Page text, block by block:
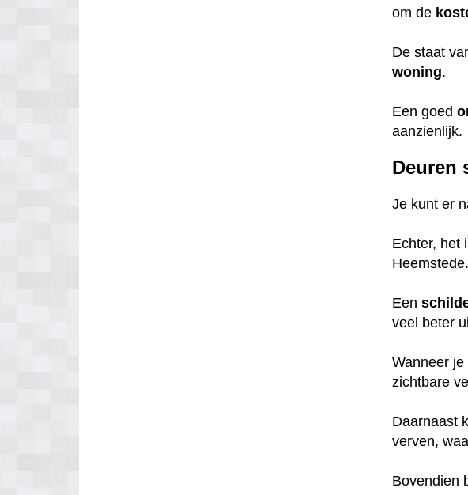
om de
De staat
woning.
Een goed
aanzienlijk.
Deuren
Je kunt er
Echter, het
Heemstede.
Een
veel beter
Wanneer
zichtbare
Daarnaast
verven,
Bovendien